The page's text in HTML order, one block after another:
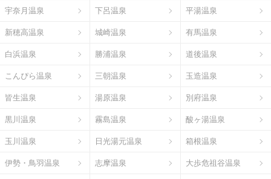
宇奈月温泉 下呂温泉 平湯温泉
新穂高温泉 城崎温泉 有馬温泉
白浜温泉 勝浦温泉 道後温泉
こんぴら温泉 三朝温泉 玉造温泉
皆生温泉 湯原温泉 別府温泉
黒川温泉 霧島温泉 酸ヶ湯温泉
玉川温泉 日光湯元温泉 箱根温泉
伊勢・鳥羽温泉 志摩温泉 大歩危祖谷温泉